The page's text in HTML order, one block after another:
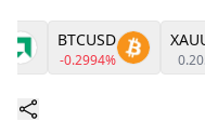
BTCUSD
-0.2994%